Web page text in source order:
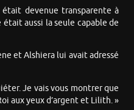
devenue transparente à
aussi la seule capable de
et Alshiera lui avait adressé
Je vais vous montrer que
aux yeux d’argent et Lilith. »